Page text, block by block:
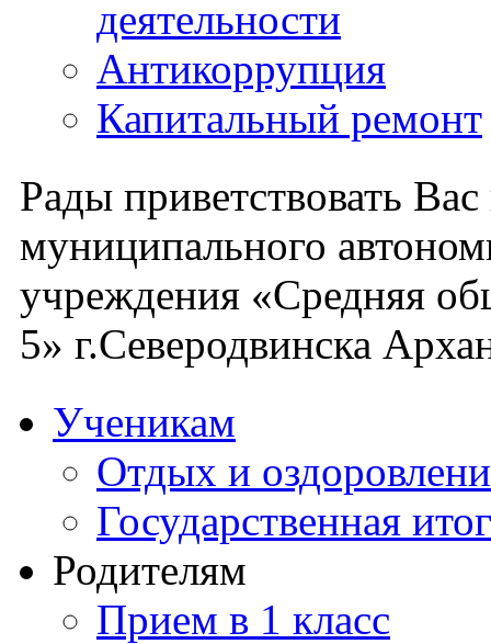
деятельности
Антикоррупция
Капитальный ремонт
Рады приветствовать
муниципального
учреждения «Средняя
5» г.Северодвинска
Ученикам
Отдых и
Государственная
Родителям
Прием в 1 класс